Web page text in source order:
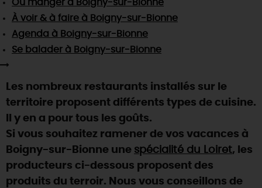
TOUTES LES ACTIVITÉS
Visitesgourmandesetcréatives
Vins etvignobles
Chic,une aire de pique-nique
Par ici lesguinguettes
La Route desMétiers d'Art
TOUT L'ART DE VIVRE
Des vacances auprès des animaux 🐎
(re)Découvrir les coulisses de la Faïencerie de
Gien !
Une saison de festivals 🎉
Rendez-vous de la nature en 2026
Programme des animations "Loiret au fil de l'eau"
2026
SE REPÉRER,SE DÉPLACER
INFOS &SERVICES
Où manger à Boigny-sur-Bionne
À voir & à faire à Boigny-sur-Bionne
Agenda à Boigny-sur-Bionne
Se balader à Boigny-sur-Bionne
Les nombreux restaurants installés sur le
territoire proposent différents types de cuisine.
Il y en a pour tous les goûts.
Si vous souhaitez ramener de vos vacances à
Boigny-sur-Bionne une spécialité du Loiret, les
producteurs ci-dessous proposent des
produits du terroir. Nous vous conseillons de